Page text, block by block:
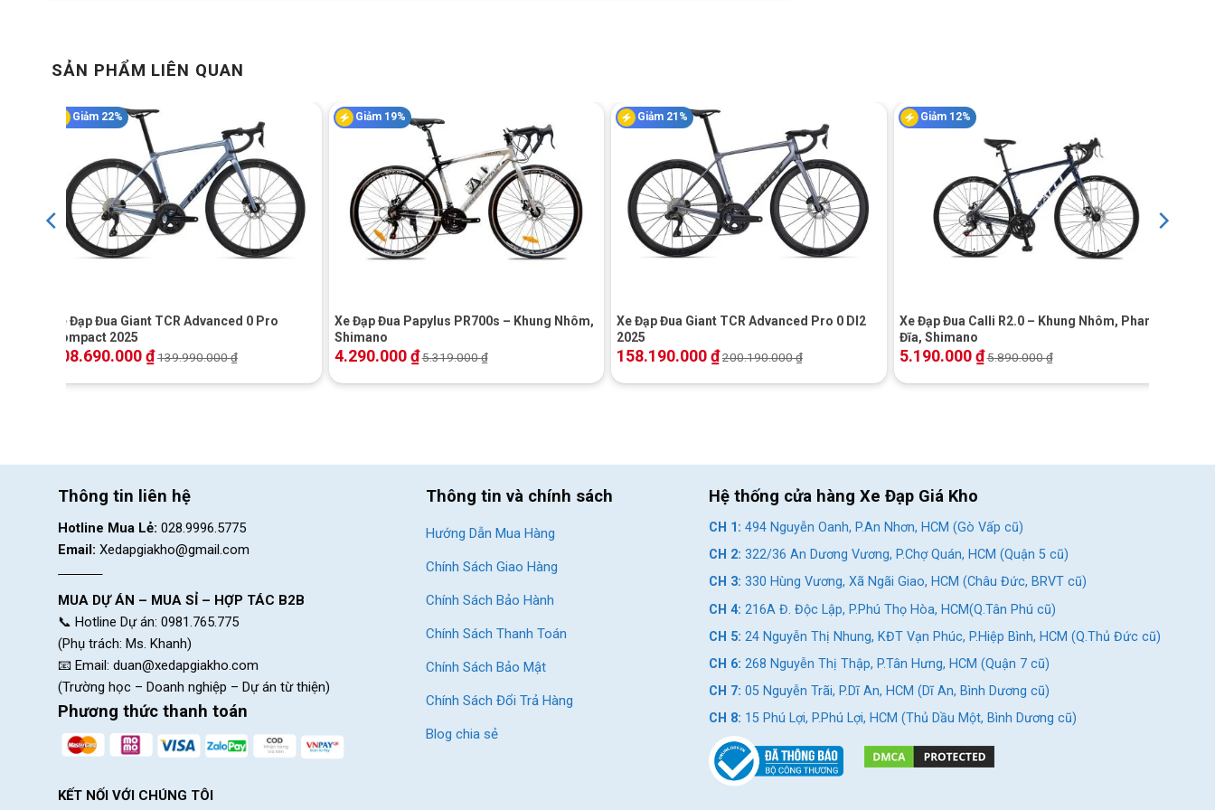
SẢN PHẨM LIÊN QUAN
Giảm 22%
Xe Đạp Đua Giant TCR Advanced 0 Pro
Compact 2025
108.690.000₫139.990.000₫
Giảm 19%
Xe Đạp Đua Papylus PR700s – Khung Nhôm,
Shimano
4.290.000₫5.319.000₫
Giảm 21%
Xe Đạp Đua Giant TCR Advanced Pro 0 DI2
2025
158.190.000₫200.190.000₫
Giảm 12%
Xe Đạp Đua Calli R2.0 – Khung Nhôm, Phanh
Đĩa, Shimano
5.190.000₫5.890.000₫
Thông tin liên hệ
Hotline Mua Lẻ: 028.9996.5775
Email: Xedapgiakho@gmail.com
MUA DỰ ÁN – MUA SỈ – HỢP TÁC B2B
📞 Hotline Dự án: 0981.765.775
(Phụ trách: Ms. Khanh)
📧 Email: duan@xedapgiakho.com
(Trường học – Doanh nghiệp – Dự án từ thiện)
Phương thức thanh toán
KẾT NỐI VỚI CHÚNG TÔI
Thông tin và chính sách
Hướng Dẫn Mua Hàng
Chính Sách Giao Hàng
Chính Sách Bảo Hành
Chính Sách Thanh Toán
Chính Sách Bảo Mật
Chính Sách Đổi Trả Hàng
Blog chia sẻ
Hệ thống cửa hàng Xe Đạp Giá Kho
CH 1: 494 Nguyễn Oanh, P.An Nhơn, HCM (Gò Vấp cũ)
CH 2: 322/36 An Dương Vương, P.Chợ Quán, HCM (Quận 5 cũ)
CH 3: 330 Hùng Vương, Xã Ngãi Giao, HCM (Châu Đức, BRVT cũ)
CH 4: 216A Đ. Độc Lập, P.Phú Thọ Hòa, HCM(Q.Tân Phú cũ)
CH 5: 24 Nguyễn Thị Nhung, KĐT Vạn Phúc, P.Hiệp Bình, HCM (Q.Thủ Đức cũ)
CH 6: 268 Nguyễn Thị Thập, P.Tân Hưng, HCM (Quận 7 cũ)
CH 7: 05 Nguyễn Trãi, P.Dĩ An, HCM (Dĩ An, Bình Dương cũ)
CH 8: 15 Phú Lợi, P.Phú Lợi, HCM (Thủ Dầu Một, Bình Dương cũ)